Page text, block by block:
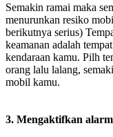
Semakin ramai maka
menurunkan resiko
berikutnya serius)
keamanan adalah
kendaraan kamu. Pilh
orang lalu lalang,
mobil kamu.
3. Mengaktifkan